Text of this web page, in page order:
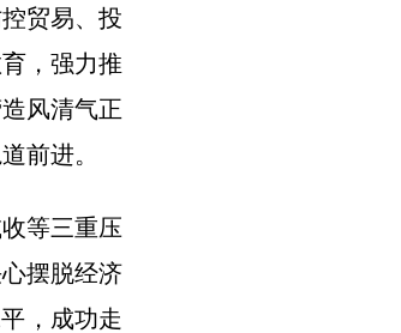
贸易、投
，强力推
风清气正
前进。
等三重压
摆脱经济
，成功走